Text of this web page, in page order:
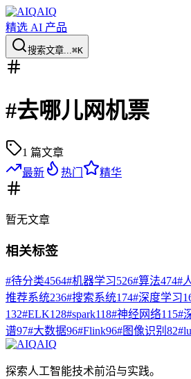
AIQ
精选 AI 产品
搜索文章...⌘K
#去哪儿网机票
1 篇文章
最新
热门 精华
暂无文章
相关标签
#待分类4564#机器学习526#算法474#
推荐系统236#搜索系统174#深度学习
132#ELK128#spark118#神经网络115#
谱97#大数据96#Flink96#图像识别 82#
AIQ
探索人工智能技术前沿与实践。